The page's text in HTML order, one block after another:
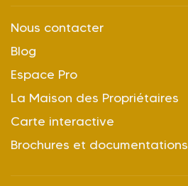
Nous contacter
Blog
Espace Pro
La Maison des Propriétaires
Carte interactive
Brochures et documentations